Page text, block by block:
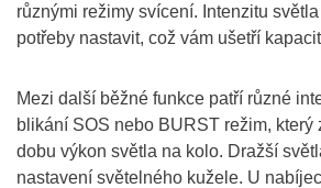
různými režimy svícení. Intenzitu
potřeby nastavit, což vám ušetří
Mezi další běžné funkce patří různé
blikání SOS nebo BURST režim, který
dobu výkon světla na kolo. Dražší
nastavení světelného kužele. U